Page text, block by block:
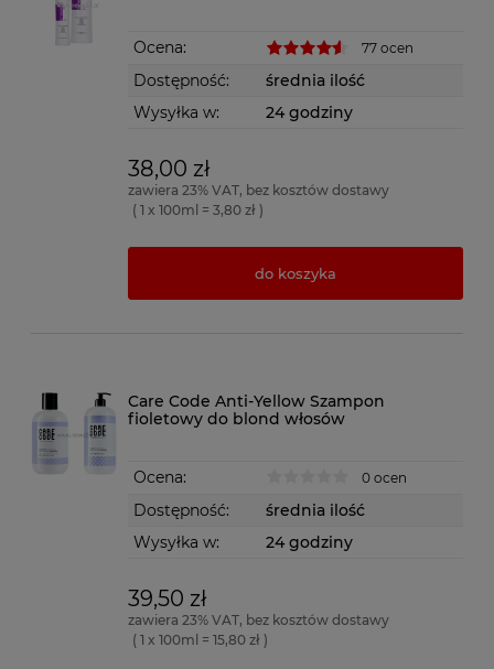
Ocena: 77 ocen
Dostępność:
średnia ilość
Wysyłka w:
24 godziny
38,00 zł
zawiera 23% VAT, bez kosztów dostawy
( 1 x 100ml = 3,80 zł )
do koszyka
Care Code Anti-Yellow Szampon
fioletowy do blond włosów
Ocena: 0 ocen
Dostępność:
średnia ilość
Wysyłka w:
24 godziny
39,50 zł
zawiera 23% VAT, bez kosztów dostawy
( 1 x 100ml = 15,80 zł )